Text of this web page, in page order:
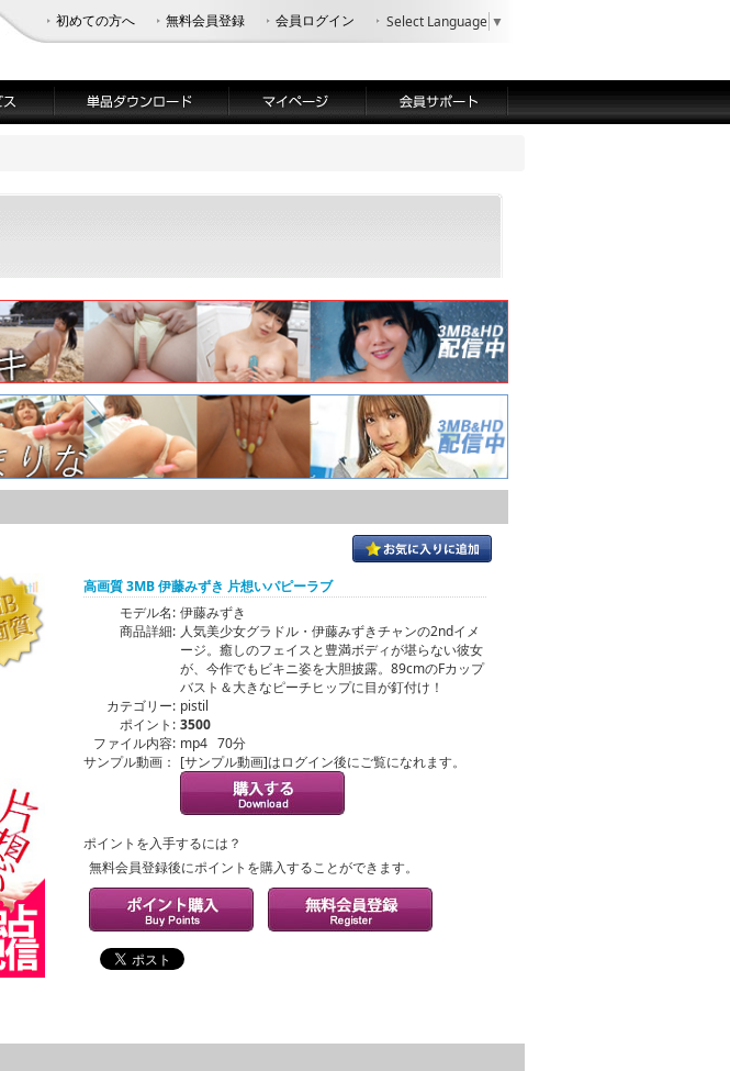
初めての方へ 無料会員登録 会員ログイン Select Language ▼
高画質 3MB 伊藤みずき 片想いパピーラブ
モデル名: 伊藤みずき
商品詳細: 人気美少女グラドル・伊藤みずきチャンの2ndイメ
ージ。癒しのフェイスと豊満ボディが堪らない彼女
が、今作でもビキニ姿を大胆披露。89cmのFカップ
バスト＆大きなピーチヒップに目が釘付け！
カテゴリー: pistil
ポイント: 3500
ファイル内容: mp4 70分
サンプル動画： [サンプル動画]はログイン後にご覧になれます。
ポイントを入手するには？
無料会員登録後にポイントを購入することができます。